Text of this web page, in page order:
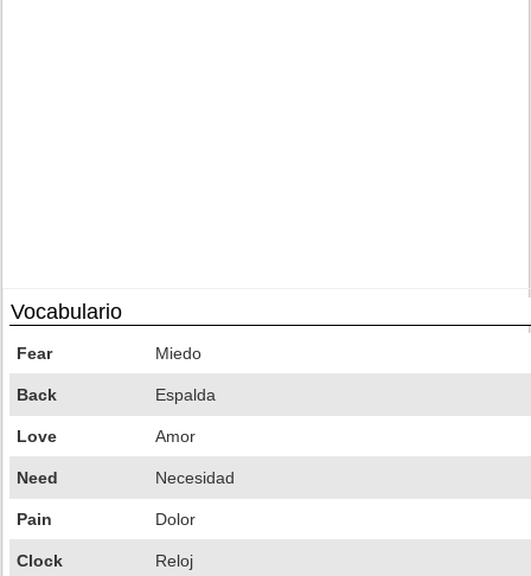
Vocabulario
Fear Miedo
Back Espalda
Love Amor
Need Necesidad
Pain Dolor
Clock Reloj